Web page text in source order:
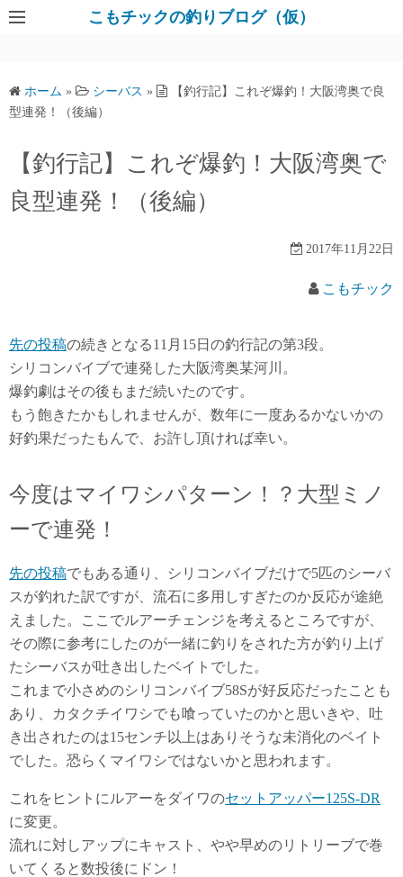
コ
ツ
ッ
こもチックの釣りブログ（仮）
ホーム » シーバス »
【釣行記】これぞ爆釣！大阪湾奥で良
型連発！（後編）
【釣行記】これぞ爆釣！大阪湾奥で
良型連発！（後編）
2017年11月22日
こもチック
先の投稿の続きとなる11月15日の釣行記の第3段。
シリコンバイブで連発した大阪湾奥某河川。
爆釣劇はその後もまだ続いたのです。
もう飽きたかもしれませんが、数年に一度あるかないかの
好釣果だったもんで、お許し頂ければ幸い。
今度はマイワシパターン！？大型ミノ
ーで連発！
先の投稿でもある通り、シリコンバイブだけで5匹のシーバ
スが釣れた訳ですが、流石に多用しすぎたのか反応が途絶
えました。ここでルアーチェンジを考えるところですが、
その際に参考にしたのが一緒に釣りをされた方が釣り上げ
たシーバスが吐き出したベイトでした。
これまで小さめのシリコンバイブ58Sが好反応だったことも
あり、カタクチイワシでも喰っていたのかと思いきや、吐
き出されたのは15センチ以上はありそうな未消化のベイト
でした。恐らくマイワシではないかと思われます。
これをヒントにルアーをダイワのセットアッパー125S-DR
に変更。
流れに対しアップにキャスト、やや早めのリトリーブで巻
いてくると数投後にドン！